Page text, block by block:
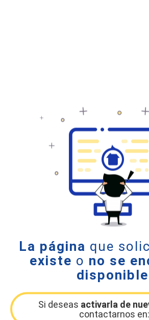
La página que
existe o no se
disponible
Si deseas activarla de
contactarnos en: